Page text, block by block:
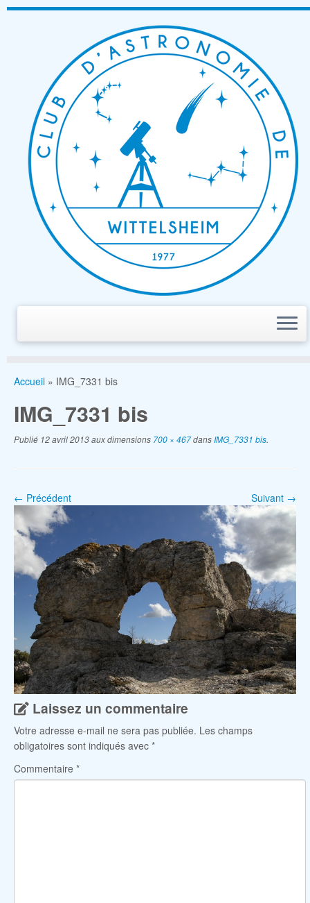
Passer
Accueil » IMG_7331 bis
IMG_7331 bis
Publié 12 avril 2013aux dimensions 700 × 467dansIMG_7331 bis.
← Précédent Suivant →
Laissez un commentaire
Votre adresse e-mail ne sera pas publiée. Les champs
obligatoires sont indiqués avec *
Commentaire *